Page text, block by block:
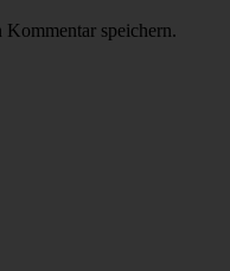
speichern.